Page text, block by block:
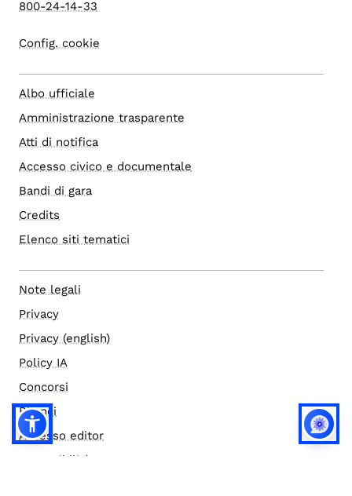
800-24-14-33
Config. cookie
Albo ufficiale
Amministrazione trasparente
Atti di notifica
Accesso civico e documentale
Bandi di gara
Credits
Elenco siti tematici
Note legali
Privacy
Privacy (english)
Policy IA
Concorsi
Bilanci
Accesso editor
Accessibilità